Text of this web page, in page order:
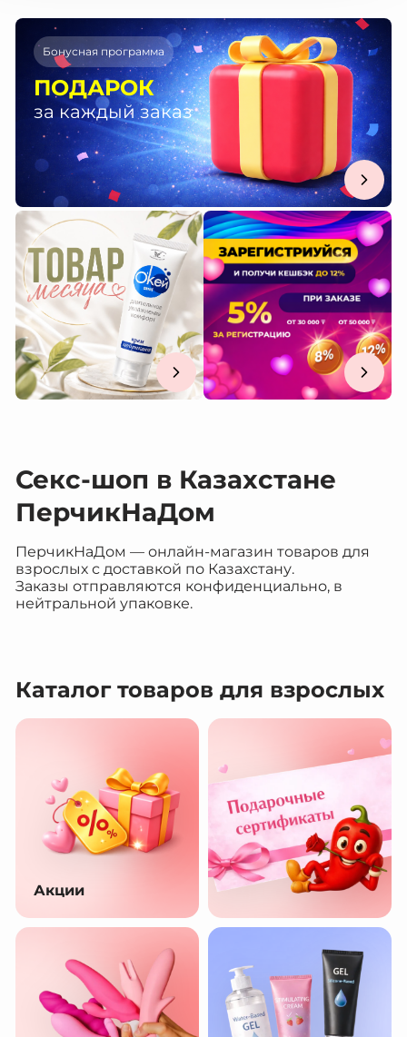
Бонусная программа
ПОДАРОК
за каждый заказ
Секс-шоп в Казахстане
ПерчикНаДом
ПерчикНаДом — онлайн-магазин товаров для
взрослых с доставкой по Казахстану.
Заказы отправляются конфиденциально, в
нейтральной упаковке.
Каталог товаров для взрослых
Акции